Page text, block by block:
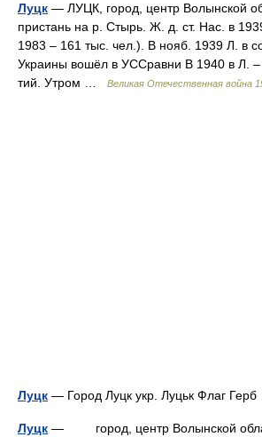
Луцк — ЛУЦК, город, центр Волынской
пристань на р. Стырь. Ж. д. ст. Нас. в
1983 – 161 тыс. чел.). В нояб. 1939 Л. в
Украины вошёл в УССравни В 1940 в Л. –
тий. Утром …
Великая Отечественная война
Луцк — Город Луцк укр. Луцьк Флаг
Луцк — город, центр Волынской